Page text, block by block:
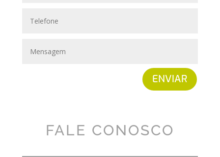
ENVIAR
FALE CONOSCO